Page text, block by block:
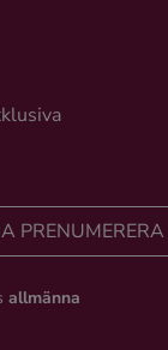
PRENUMERERA
allmänna